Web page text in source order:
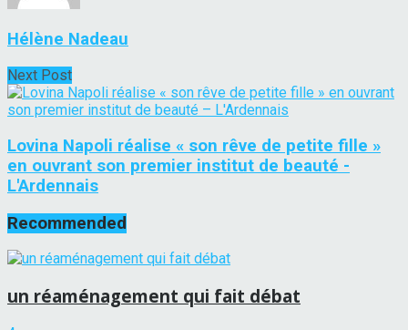
Hélène Nadeau
Next Post
Lovina Napoli réalise « son rêve de petite fille »
en ouvrant son premier institut de beauté -
L'Ardennais
Recommended
un réaménagement qui fait débat